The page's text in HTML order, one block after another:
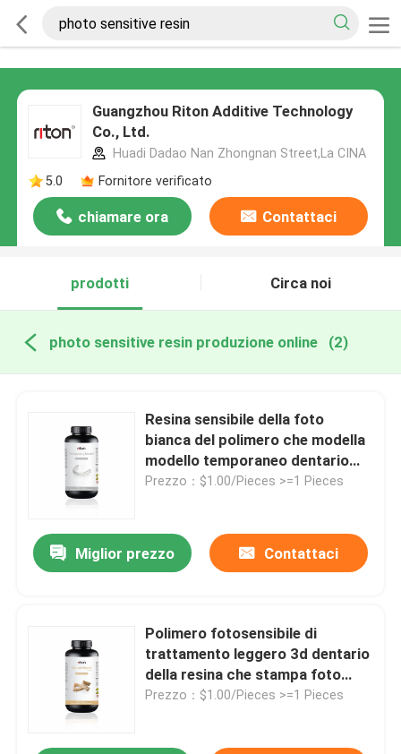
Guangzhou Riton Additive Technology
Co., Ltd.
Huadi Dadao Nan Zhongnan Street,La CINA
5.0
Fornitore verificato
chiamare ora Contattaci
prodotti Circa noi
photo sensitive resin produzione online (2)
Resina sensibile della foto
bianca del polimero che modella
modello temporaneo dentario
rapido
Prezzo：$1.00/Pieces >=1 Pieces
Miglior prezzo Contattaci
Polimero fotosensibile di
trattamento leggero 3d dentario
della resina che stampa foto
sensibile
Prezzo：$1.00/Pieces >=1 Pieces